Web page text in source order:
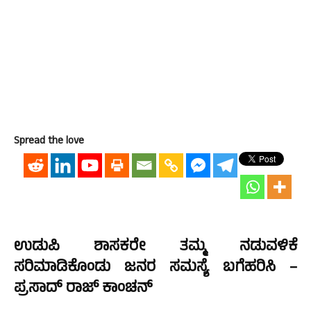
Spread the love
ಉಡುಪಿ ಶಾಸಕರೇ ತಮ್ಮ ನಡುವಳಿಕೆ
ಸರಿಮಾಡಿಕೊಂಡು ಜನರ ಸಮಸ್ಯೆ ಬಗೆಹರಿಸಿ –
ಪ್ರಸಾದ್ ರಾಜ್ ಕಾಂಚನ್